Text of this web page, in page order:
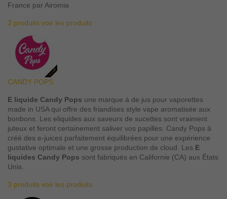
France par Airomia
3 produits voir les produits
CANDY POPS
E liquide Candy Pops une marque à de jus pour vaporettes
made in USA qui offre des friandises style vape aromatisée aux
bonbons. Les eliquides aux saveurs de sucettes sont vraiment
juteux et feront certainement saliver vos papilles. Candy Pops à
créé des e-juices parfaitement équilibrées pour une expérience
gustative optimale et une grosse production de cloud. Les E
liquides Candy Pops sont fabriqués en Californie (CA) aux États
Unis.
3 produits voir les produits